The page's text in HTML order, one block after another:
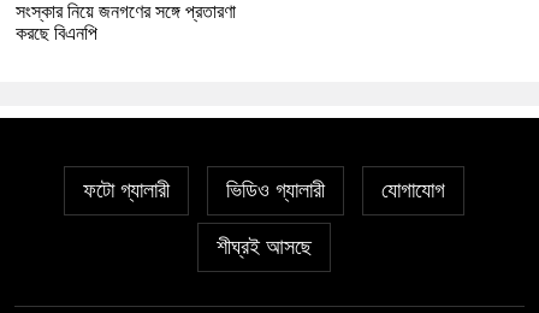
সংস্কার নিয়ে জনগণের সঙ্গে প্রতারণা
করছে বিএনপি
ফটো গ্যালারী ভিডিও গ্যালারী যোগাযোগ
শীঘ্রই আসছে